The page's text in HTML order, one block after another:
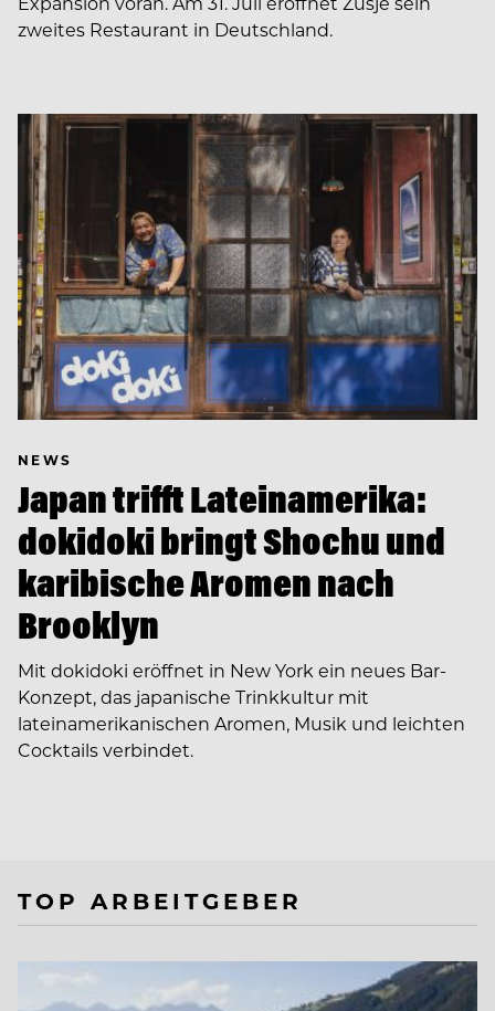
zweites Restaurant in Deutschland.
NEWS
Japan trifft Lateinamerika:
dokidoki bringt Shochu und
karibische Aromen nach
Brooklyn
Mit dokidoki eröffnet in New York ein neues Bar-
Konzept, das japanische Trinkkultur mit
lateinamerikanischen Aromen, Musik und leichten
Cocktails verbindet.
TOP ARBEITGEBER